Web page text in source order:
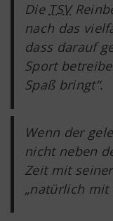
Die TSV
nach das
dass darauf
Sport
Spaß bringt“.
Wenn der
nicht neben
Zeit mit
„natürlich mit